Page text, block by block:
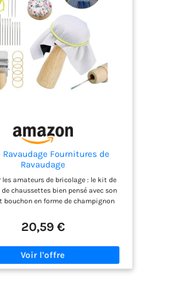
Ravaudage Fournitures de
Ravaudage
les amateurs de bricolage : le kit de
chaussettes bien pensé avec son
bouchon en forme de champignon
et créatif pour tous ceux qui
leurs propres mains. Application
réparations en étirant, fixant, enfiler
en quatre étapes. Il permet aux
20,59 €